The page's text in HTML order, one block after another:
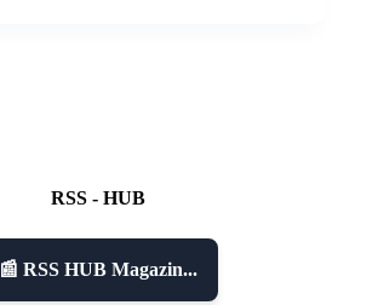
RSS - HUB
📰 RSS HUB Magazin...